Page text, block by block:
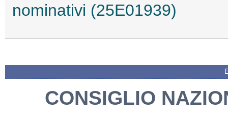
nominativi (25E01939)
CONSIGLIO